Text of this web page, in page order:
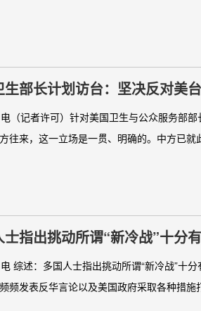
部长计划访台：坚决反对美
（记者许可）针对美国卫生与公众服务部
往来，这一立场是一贯、明确的。中方已
指出挑动所谓“新冷战”十分
综述：多国人士指出挑动所谓“新冷战”十
频发表反华言论以及美国政府采取各种措施